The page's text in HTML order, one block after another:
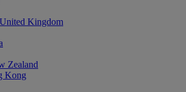
United Kingdom
Zealand
Kong